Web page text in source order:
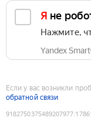
Я не
Нажмите,
Yandex
Если у вас возникли
обратной связи
9182750375489207977: